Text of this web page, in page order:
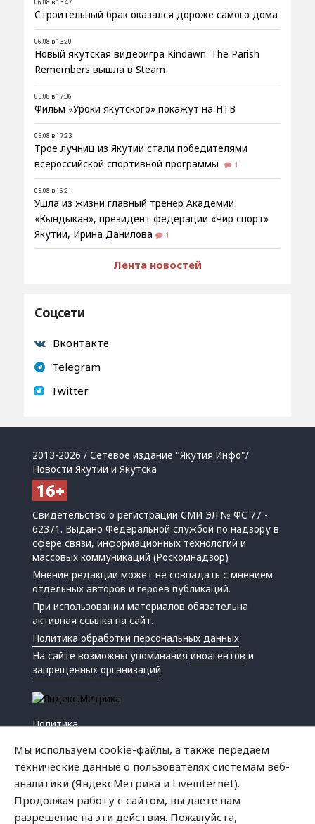
Строительный брак оказался дороже самого дома
06.08 в 13:20
Новый якутская видеоигра Kindawn: The Parish
Remembers вышла в Steam
05.08 в 17:36
Фильм «Уроки якутского» покажут на НТВ
05.08 в 17:23
Трое лучниц из Якутии стали победителями
всероссийской спортивной программы
1
05.08 в 16:21
Ушла из жизни главный тренер Академии
«Кындыкан», президент федерации «Чир спорт»
Якутии, Ирина Данилова
1
Лента новостей
Соцсети
Вконтакте
Telegram
Twitter
2013-2026 / Сетевое издание "Якутия.Инфо"/
Новости Якутии и Якутска
Свидетельство о регистрации СМИ ЭЛ № ФС 77 -
62371. Выдано Федеральной службой по надзору в
сфере связи, информационных технологий и
массовых коммуникаций (Роскомнадзор)
Мнение редакции может не совпадать с мнением
отдельных авторов и героев публикаций.
При использовании материалов обязательна
активная ссылка на сайт.
Политика обработки персональных данных
На сайте возможны упоминанияиноагентов и
запрещенных организаций
Политика
Мы используем cookie-файлы, а также передаем
технические данные о пользователях системам веб-
аналитики (ЯндексМетрика и Liveinternet).
Продолжая работу с сайтом, вы даете нам
разрешение на эти действия. Пожалуйста,